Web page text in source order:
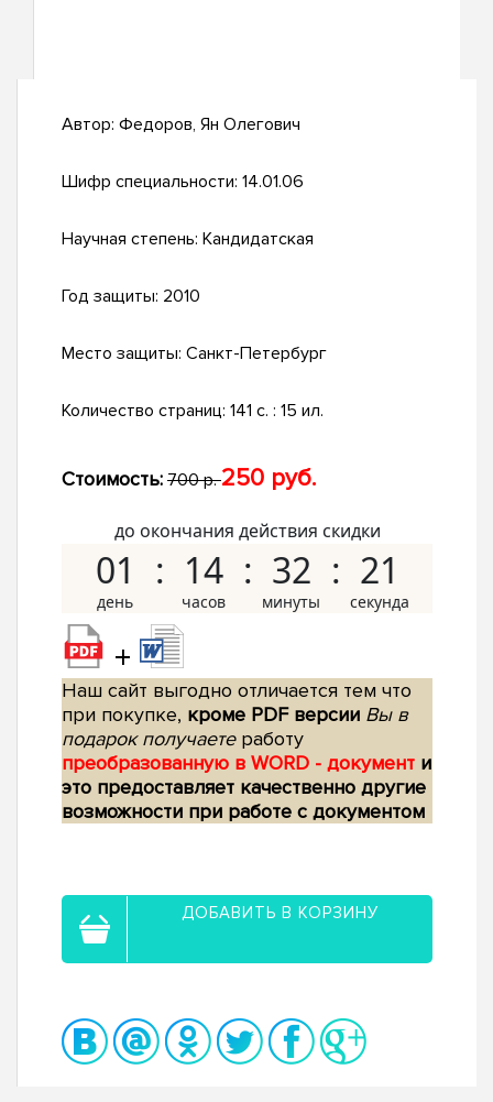
Автор: Федоров, Ян Олегович
Шифр специальности: 14.01.06
Научная степень: Кандидатская
Год защиты: 2010
Место защиты: Санкт-Петербург
Количество страниц: 141 с. : 15 ил.
Стоимость: 700 р.250 руб.
до окончания действия скидки
01 14 32 20
+
Наш сайт выгодно отличается тем что
при покупке, кроме PDF версии Вы в
подарок получаетеработу
преобразованную в WORD - документ и
это предоставляет качественно другие
возможности при работе с документом
ДОБАВИТЬ В КОРЗИНУ